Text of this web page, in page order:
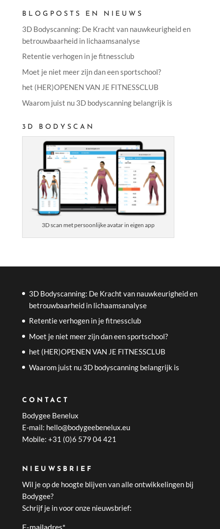
BLOGPOSTS EN NIEUWS
3D Bodyscanning: De Kracht van nauwkeurigheid en
betrouwbaarheid in lichaamsanalyse
Retentie verhogen in je fitnessclub
Moet je niet meer zijn dan een sportschool?
het (HER)OPENEN VAN JE FITNESSCLUB
Waarom juist nu 3D bodyscanning belangrijk is
3D BODYSCAN
3D scan met persoonlijke avatar in eigen app
3D Bodyscanning: De Kracht van nauwkeurigheid en
betrouwbaarheid in lichaamsanalyse
Retentie verhogen in je fitnessclub
Moet je niet meer zijn dan een sportschool?
het (HER)OPENEN VAN JE FITNESSCLUB
Waarom juist nu 3D bodyscanning belangrijk is
CONTACT
Bodygee Benelux
E-mail: hello@bodygeebenelux.eu
Mobile: +31 (0)6 579 04 421
NIEUWSBRIEF
Wil je op de hoogte blijven van alle ontwikkelingen bij
Bodygee?
Schrijf je in voor onze nieuwsbrief:
E-mailadres*